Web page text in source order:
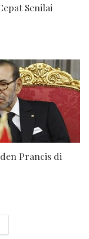
Senilai
Prancis di